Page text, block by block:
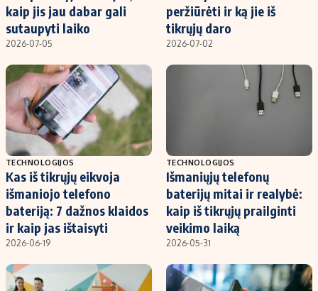
kaip jis jau dabar gali
sutaupyti laiko
2026-07-05
peržiūrėti ir ką jie iš
tikrųjų daro
2026-07-02
TECHNOLOGIJOS
Kas iš tikrųjų eikvoja
išmaniojo telefono
bateriją: 7 dažnos klaidos
ir kaip jas ištaisyti
2026-06-19
TECHNOLOGIJOS
Išmaniųjų telefonų
baterijų mitai ir realybė:
kaip iš tikrųjų prailginti
veikimo laiką
2026-05-31